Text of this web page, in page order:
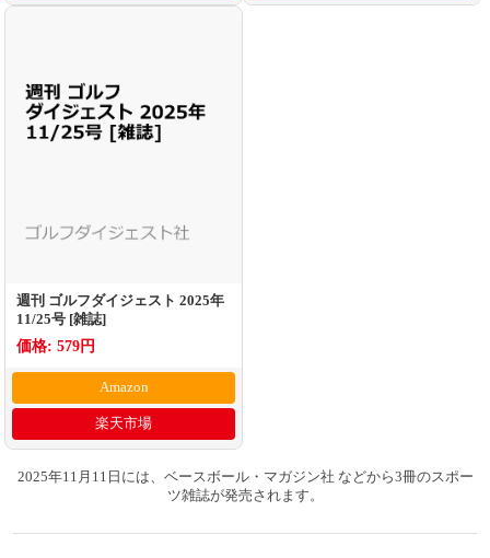
週刊 ゴルフダイジェスト 2025年
11/25号 [雑誌]
価格: 579円
Amazon
楽天市場
2025年11月11日には、ベースボール・マガジン社 などから3冊のスポー
ツ雑誌が発売されます。